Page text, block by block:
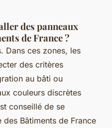
des panneaux
de France ?
Dans ces zones, les
des critères
au bâti ou
couleurs discrètes
conseillé de se
des Bâtiments de France